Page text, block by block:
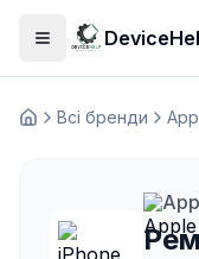
Відкрити меню
ДомашняВсі бренди